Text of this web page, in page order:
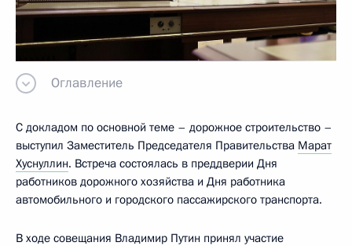
Оглавление
С докладом по основной теме – дорожное строительство –
выступил Заместитель Председателя Правительства Марат
Хуснуллин. Встреча состоялась в преддверии Дня
работников дорожного хозяйства и Дня работника
автомобильного и городского пассажирского транспорта.
В ходе совещания Владимир Путин принял участие